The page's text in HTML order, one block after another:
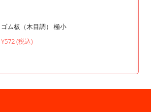
ゴム板（木目調） 極小
¥572 (税込)